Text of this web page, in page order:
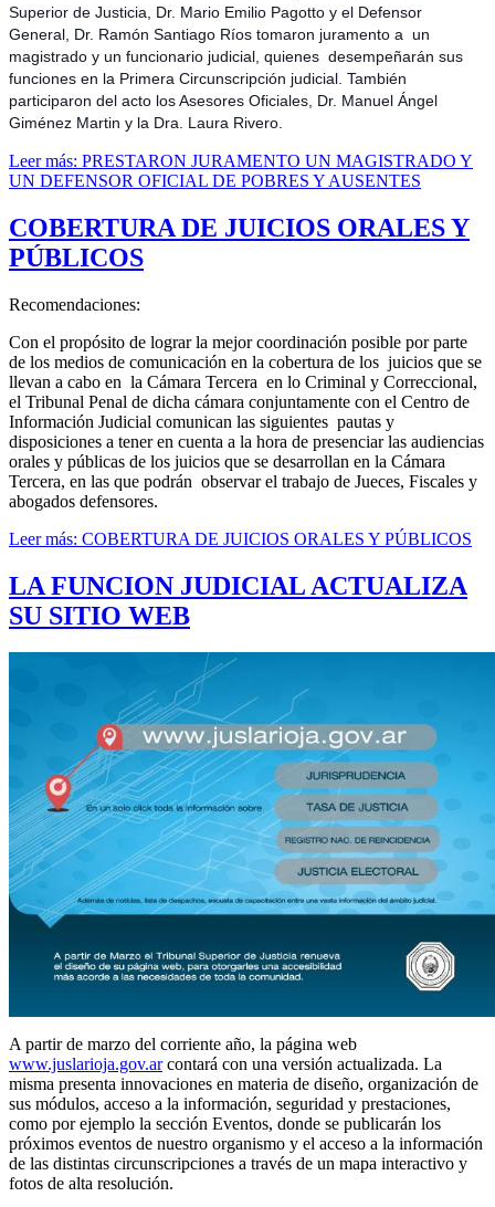
Superior de Justicia, Dr. Mario Emilio Pagotto y el Defensor
General, Dr. Ramón Santiago Ríos tomaron juramento a un
magistrado y un funcionario judicial, quienes desempeñarán sus
funciones en la Primera Circunscripción judicial. También
participaron del acto los Asesores Oficiales, Dr. Manuel Ángel
Giménez Martin y la Dra. Laura Rivero.
Leer más: PRESTARON JURAMENTO UN MAGISTRADO Y
UN DEFENSOR OFICIAL DE POBRES Y AUSENTES
COBERTURA DE JUICIOS ORALES Y
PÚBLICOS
Recomendaciones:
Con el propósito de lograr la mejor coordinación posible por parte
de los medios de comunicación en la cobertura de los juicios que se
llevan a cabo en la Cámara Tercera en lo Criminal y Correccional,
el Tribunal Penal de dicha cámara conjuntamente con el Centro de
Información Judicial comunican las siguientes pautas y
disposiciones a tener en cuenta a la hora de presenciar las audiencias
orales y públicas de los juicios que se desarrollan en la Cámara
Tercera, en las que podrán observar el trabajo de Jueces, Fiscales y
abogados defensores.
Leer más: COBERTURA DE JUICIOS ORALES Y PÚBLICOS
LA FUNCION JUDICIAL ACTUALIZA
SU SITIO WEB
A partir de marzo del corriente año, la página web
www.juslarioja.gov.arcontará con una versión actualizada. La
misma presenta innovaciones en materia de diseño, organización de
sus módulos, acceso a la información, seguridad y prestaciones,
como por ejemplo la sección Eventos, donde se publicarán los
próximos eventos de nuestro organismo y el acceso a la información
de las distintas circunscripciones a través de un mapa interactivo y
fotos de alta resolución.